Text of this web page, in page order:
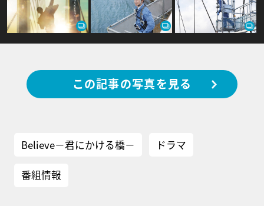
この記事の写真を見る
Believe－君にかける橋－ ドラマ
番組情報